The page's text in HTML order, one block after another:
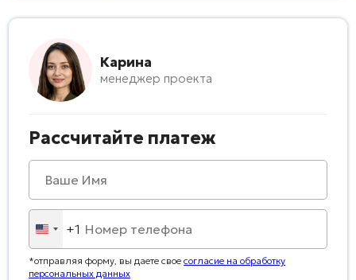
Карина
менеджер проекта
Рассчитайте платеж
United
States
+1
+1
*отправляя форму, вы даете свое согласие на обработку
персональных данных